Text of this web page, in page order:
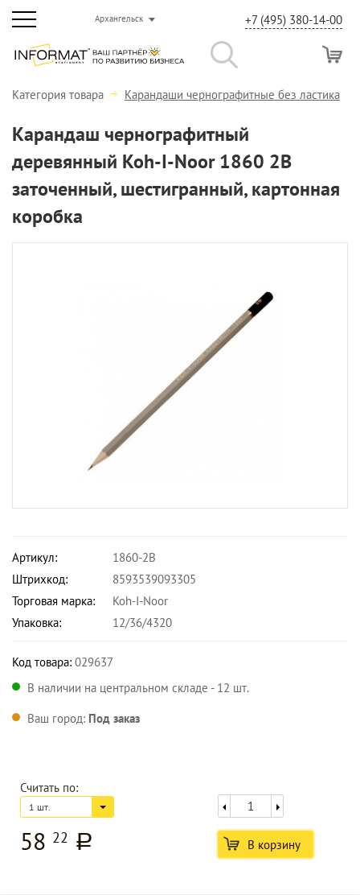
Архангельск +7 (495) 380-14-00
Категория товара Карандаши чернографитные без ластика
Карандаш чернографитный
деревянный Koh-I-Noor 1860 2В
заточенный, шестигранный, картонная
коробка
Артикул:
1860-2B
Штрихкод:
8593539093305
Торговая марка:
Koh-I-Noor
Упаковка:
12/36/4320
Код товара: 029637
В наличии на центральном складе - 12 шт.
Ваш город: Под заказ
Считать по:
1 шт.
58 22 a В корзину